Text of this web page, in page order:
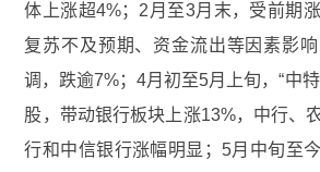
体上涨超4%；2月至3月末，受前期
复苏不及预期、资金流出等因素影
调，跌逾7%；4月初至5月上旬，“中
股，带动银行板块上涨13%，中行、
行和中信银行涨幅明显；5月中旬至